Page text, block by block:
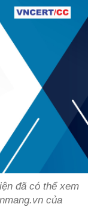
đã có thể xem
của